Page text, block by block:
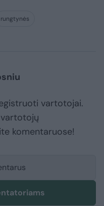
rungtynės
vartotojai.
komentaruose!